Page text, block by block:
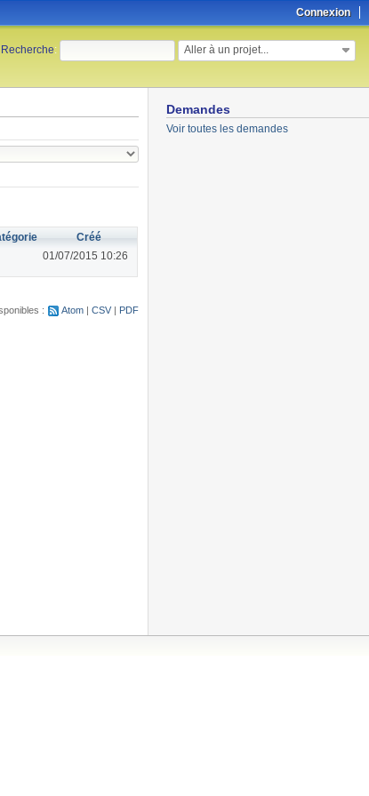
Connexion
Recherche: Aller à un projet...
Demandes
Voir toutes les demandes
Créé
01/07/2015 10:26
:
Atom CSV PDF